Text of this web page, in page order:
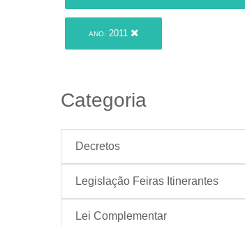
ANO: 2011
Categoria
Decretos
Legislação Feiras Itinerantes
Lei Complementar